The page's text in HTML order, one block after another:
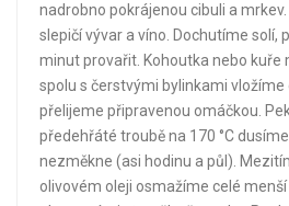
nadrobno pokrájenou cibuli a
slepičí vývar a víno. Dochutíme solí,
minut provařit. Kohoutka nebo
spolu s čerstvými bylinkami vložíme
přelijeme připravenou omáčkou.
předehřáté troubě na 170 °C
nezměkne (asi hodinu a půl).
olivovém oleji osmažíme celé